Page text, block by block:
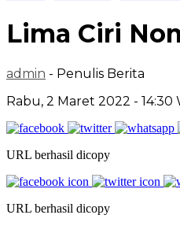
Lima Ciri
admin - Penulis Berita
Rabu, 2 Maret 2022 - 14:30
URL berhasil dicopy
URL berhasil dicopy